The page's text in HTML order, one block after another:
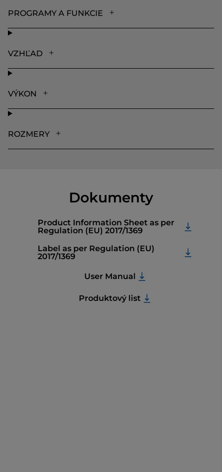
PROGRAMY A FUNKCIE
VZHĽAD
VÝKON
ROZMERY
Dokumenty
Product Information Sheet as per
Regulation (EU) 2017/1369
Label as per Regulation (EU)
2017/1369
User Manual
Produktový list